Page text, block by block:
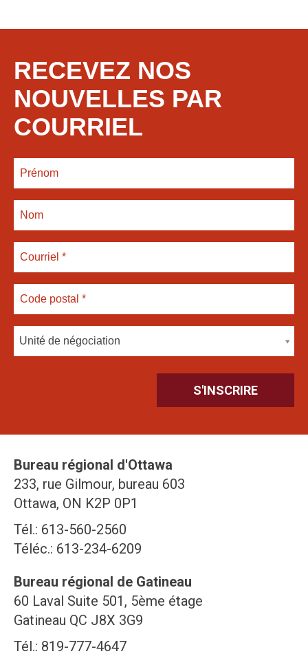
RECEVEZ NOS
NOUVELLES PAR
COURRIEL
Unité de négociation
Bureau régional d'Ottawa
233, rue Gilmour, bureau 603
Ottawa, ON K2P 0P1
Tél.: 613-560-2560
Téléc.: 613-234-6209
Bureau régional de Gatineau
60 Laval Suite 501, 5ème étage
Gatineau QC J8X 3G9
Tél.: 819-777-4647